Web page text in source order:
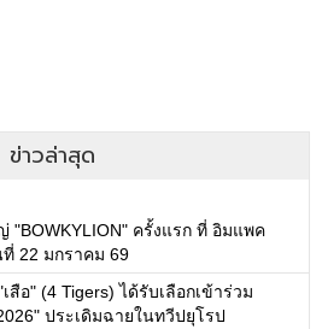
ข่าวล่าสุด
"BOWKYLION" ครั้งแรก ที่ อิมแพค
22 มกราคม 69
อ" (4 Tigers) ได้รับเลือกเข้าร่วม
ประเดิมฉายในทวีปยุโรป